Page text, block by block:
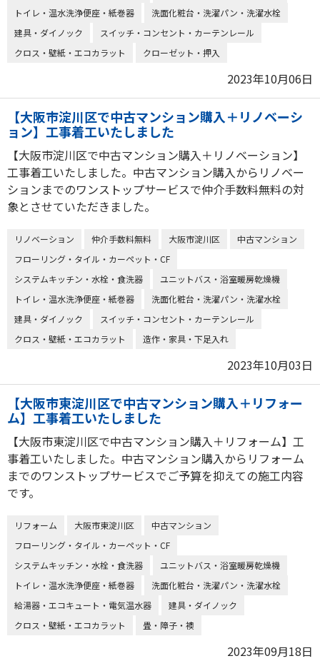
トイレ・温水洗浄便座・紙巻器
洗面化粧台・洗濯パン・洗濯水栓
建具・ダイノック
スイッチ・コンセント・カーテンレール
クロス・壁紙・エコカラット
クローゼット・押入
2023年10月06日
【大阪市淀川区で中古マンション購入＋リノベーシ
ョン】工事着工いたしました
【大阪市淀川区で中古マンション購入＋リノベーション】
工事着工いたしました。中古マンション購入からリノベー
ションまでのワンストップサービスで仲介手数料無料の対
象とさせていただきました。
リノベーション 仲介手数料無料 大阪市淀川区
中古マンション
フローリング・タイル・カーペット・CF
システムキッチン・水栓・食洗器
ユニットバス・浴室暖房乾燥機
トイレ・温水洗浄便座・紙巻器
洗面化粧台・洗濯パン・洗濯水栓
建具・ダイノック
スイッチ・コンセント・カーテンレール
クロス・壁紙・エコカラット
造作・家具・下足入れ
2023年10月03日
【大阪市東淀川区で中古マンション購入＋リフォー
ム】工事着工いたしました
【大阪市東淀川区で中古マンション購入＋リフォーム】工
事着工いたしました。中古マンション購入からリフォーム
までのワンストップサービスでご予算を抑えての施工内容
です。
リフォーム 大阪市東淀川区
中古マンション
フローリング・タイル・カーペット・CF
システムキッチン・水栓・食洗器
ユニットバス・浴室暖房乾燥機
トイレ・温水洗浄便座・紙巻器
洗面化粧台・洗濯パン・洗濯水栓
給湯器・エコキュート・電気温水器
建具・ダイノック
クロス・壁紙・エコカラット
畳・障子・襖
2023年09月18日